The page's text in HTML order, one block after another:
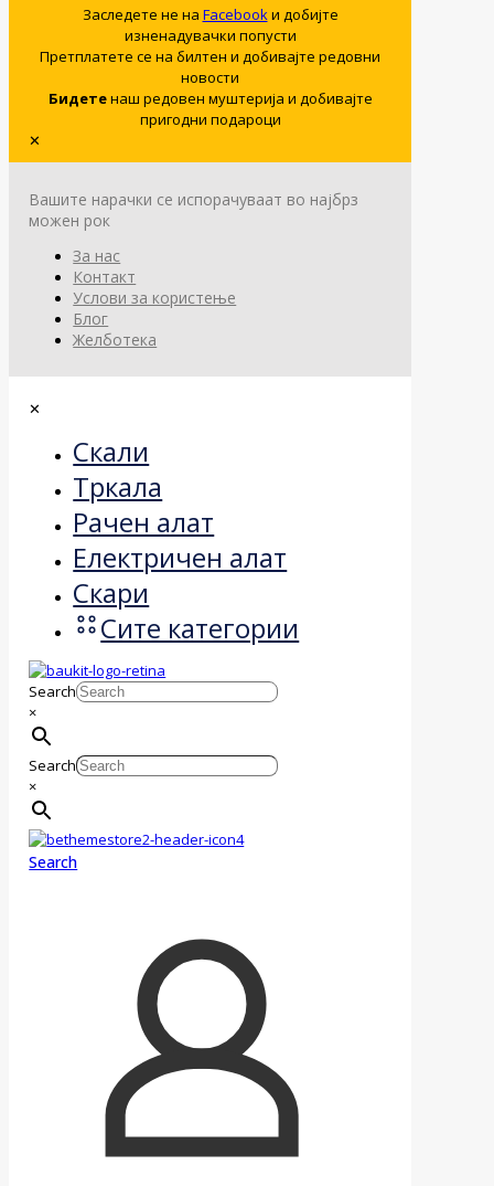
Заследете не на Facebookи добијте
изненадувачки попусти
Претплатете се на билтен и добивајте редовни
новости
Бидетенаш редовен муштерија и добивајте
пригодни подароци
✕
Вашите нарачки се испорачуваат во најбрз
можен рок
За нас
Контакт
Услови за користење
Блог
Желботека
✕
Скали
Тркала
Рачен алат
Електричен алат
Скари
Сите категории
Search
×
Search
×
Search